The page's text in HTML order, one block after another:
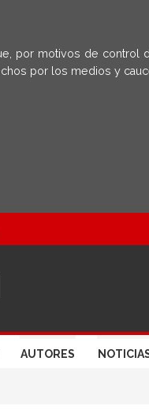
por motivos de
por los medios y
AUTORES